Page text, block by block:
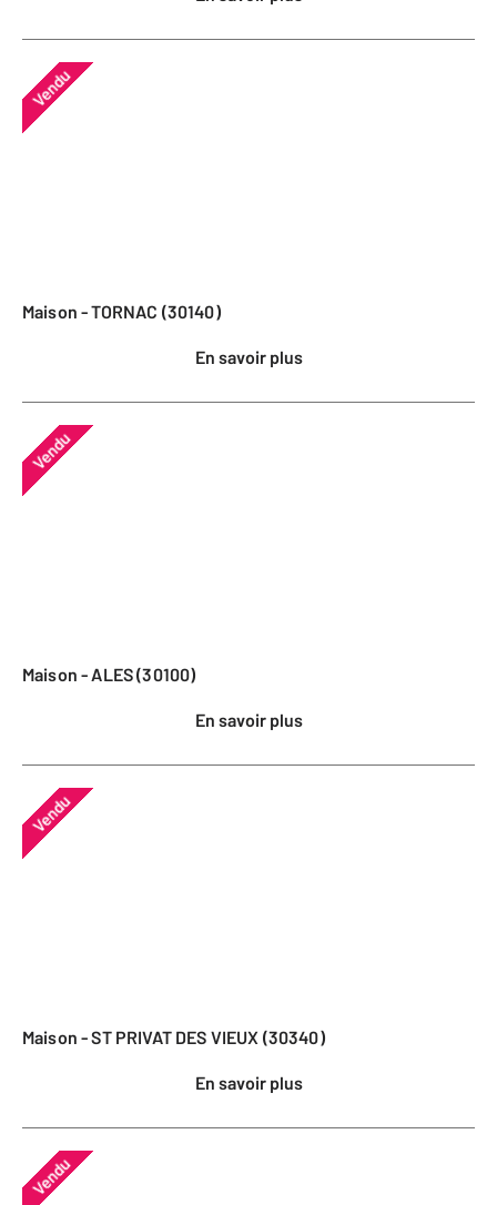
Vendu
Maison - TORNAC (30140)
En savoir plus
Vendu
Maison - ALES (30100)
En savoir plus
Vendu
Maison - ST PRIVAT DES VIEUX (30340)
En savoir plus
Vendu